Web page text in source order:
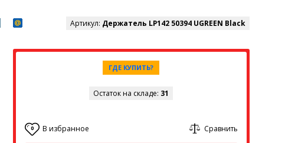
Артикул: Держатель LP142 50394 UGREEN Black
ГДЕ КУПИТЬ?
Остаток на складе: 31
0 В избранное Сравнить